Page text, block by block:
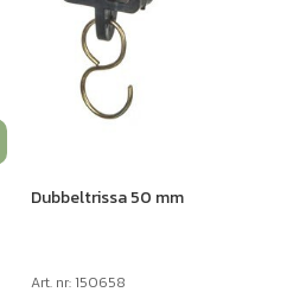
Dubbeltrissa 50 mm
Art. nr: 150658